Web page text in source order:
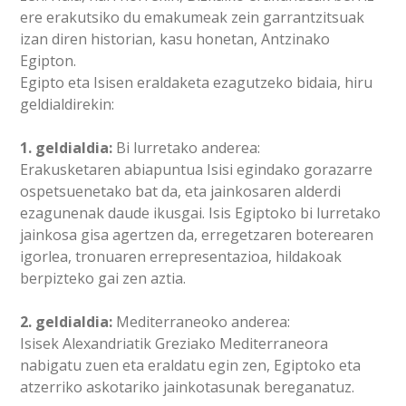
ere erakutsiko du emakumeak zein garrantzitsuak
izan diren historian, kasu honetan, Antzinako
Egipton.
Egipto eta Isisen eraldaketa ezagutzeko bidaia, hiru
geldialdirekin:
1. geldialdia: Bi lurretako anderea:
Erakusketaren abiapuntua Isisi egindako gorazarre
ospetsuenetako bat da, eta jainkosaren alderdi
ezagunenak daude ikusgai. Isis Egiptoko bi lurretako
jainkosa gisa agertzen da, erregetzaren boterearen
igorlea, tronuaren errepresentazioa, hildakoak
berpizteko gai zen aztia.
2. geldialdia: Mediterraneoko anderea:
Isisek Alexandriatik Greziako Mediterraneora
nabigatu zuen eta eraldatu egin zen, Egiptoko eta
atzerriko askotariko jainkotasunak bereganatuz.